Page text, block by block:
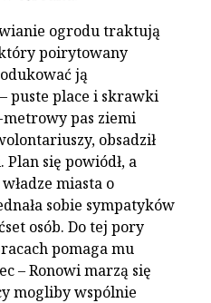
ogrodu traktują
poirytowany
ją
puste place i skrawki
metrowy pas ziemi
obsadził
się powiódł, a
miasta o
sobie sympatyków
osób. Do tej pory
pomaga mu
– Ronowi marzą się
mogliby wspólnie